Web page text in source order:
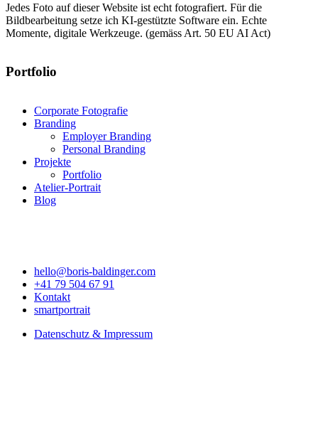
Jedes Foto auf dieser Website ist echt fotografiert. Für die
Bildbearbeitung setze ich KI-gestützte Software ein. Echte
Momente, digitale Werkzeuge. (gemäss Art. 50 EU AI Act)
Portfolio
Corporate Fotografie
Branding
Employer Branding
Personal Branding
Projekte
Portfolio
Atelier-Portrait
Blog
hello@boris-baldinger.com
+41 79 504 67 91
Kontakt
smartportrait
Datenschutz & Impressum